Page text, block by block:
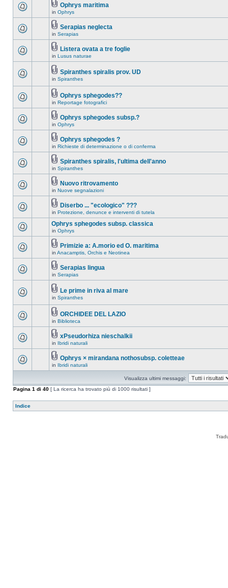
Ophrys maritima
in Ophrys
Serapias neglecta
in Serapias
Listera ovata a tre foglie
in Lusus naturae
Spiranthes spiralis prov. UD
in Spiranthes
Ophrys sphegodes??
in Reportage fotografici
Ophrys sphegodes subsp.?
in Ophrys
Ophrys sphegodes ?
in Richieste di determinazione o di conferma
Spiranthes spiralis, l'ultima dell'anno
in Spiranthes
Nuovo ritrovamento
in Nuove segnalazioni
Diserbo ... "ecologico" ???
in Protezione, denunce e interventi di tutela
Ophrys sphegodes subsp. classica
in Ophrys
Primizie a: A.morio ed O. maritima
in Anacamptis, Orchis e Neotinea
Serapias lingua
in Serapias
Le prime in riva al mare
in Spiranthes
ORCHIDEE DEL LAZIO
in Biblioteca
xPseudorhiza nieschalkii
in Ibridi naturali
Ophrys × mirandana nothosubsp. coletteae
in Ibridi naturali
Visualizza ultimi messaggi:
Pagina 1 di 40 [ La ricerca ha trovato più di 1000 risultati ]
Indice